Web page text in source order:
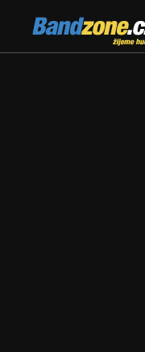
Bandzone.cz
žijeme hudbou